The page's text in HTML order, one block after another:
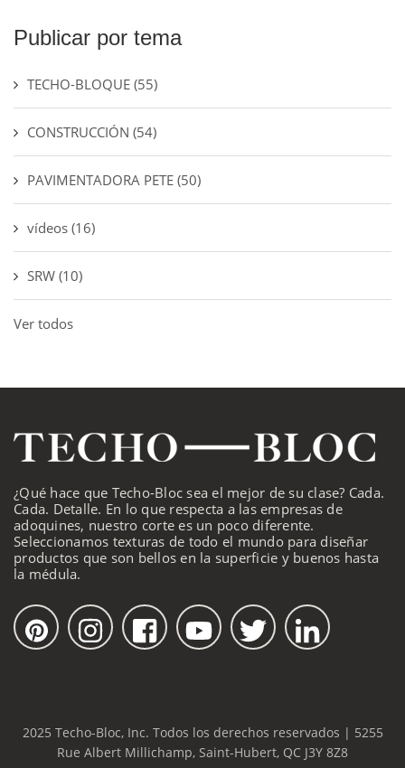
Publicar por tema
TECHO-BLOQUE (55)
CONSTRUCCIÓN (54)
PAVIMENTADORA PETE (50)
vídeos (16)
SRW (10)
Ver todos
¿Qué hace que Techo-Bloc sea el mejor de su clase? Cada.
Cada. Detalle. En lo que respecta a las empresas de
adoquines, nuestro corte es un poco diferente.
Seleccionamos texturas de todo el mundo para diseñar
productos que son bellos en la superficie y buenos hasta
la médula.
2025 Techo-Bloc, Inc. Todos los derechos reservados | 5255
Rue Albert Millichamp, Saint-Hubert, QC J3Y 8Z8